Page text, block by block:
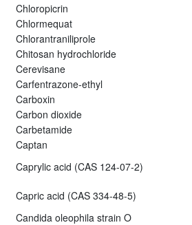
Chloropicrin
Chlormequat
Chlorantraniliprole
Chitosan hydrochloride
Cerevisane
Carfentrazone-ethyl
Carboxin
Carbon dioxide
Carbetamide
Captan
Caprylic acid (CAS 124-07-2)
Capric acid (CAS 334-48-5)
Candida oleophila strain O